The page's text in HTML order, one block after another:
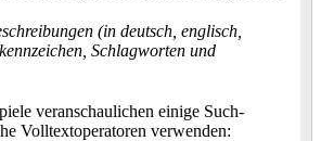
(in deutsch, englisch,
Schlagworten und
veranschaulichen einige Such-
Volltextoperatoren verwenden: